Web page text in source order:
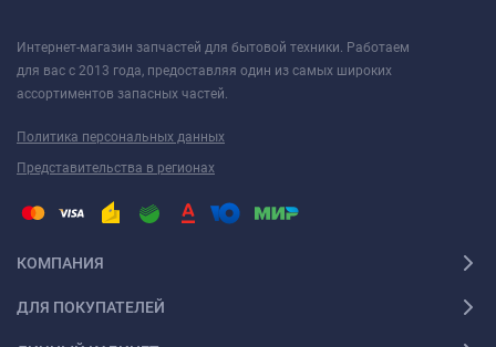
Интернет-магазин запчастей для бытовой техники. Работаем
для вас с 2013 года, предоставляя один из самых широких
ассортиментов запасных частей.
Политика персональных данных
Представительства в регионах
КОМПАНИЯ
ДЛЯ ПОКУПАТЕЛЕЙ